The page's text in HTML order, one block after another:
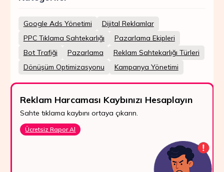
Google Ads Yönetimi
Dijital Reklamlar
PPC Tıklama Sahtekarlığı
Pazarlama Ekipleri
Bot Trafiği
Pazarlama
Reklam Sahtekarlığı Türleri
Dönüşüm Optimizasyonu
Kampanya Yönetimi
Reklam Harcaması Kaybınızı Hesaplayın
Sahte tıklama kaybını ortaya çıkarın.
Ücretsiz Rapor Al